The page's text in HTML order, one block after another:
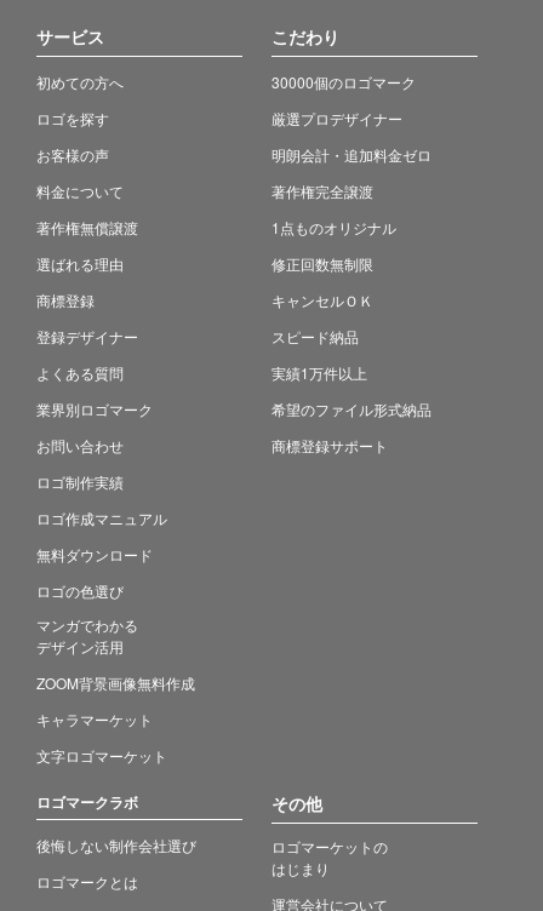
サービス
初めての方へ
ロゴを探す
お客様の声
料金について
著作権無償譲渡
選ばれる理由
商標登録
登録デザイナー
よくある質問
業界別ロゴマーク
お問い合わせ
ロゴ制作実績
ロゴ作成マニュアル
無料ダウンロード
ロゴの色選び
マンガでわかる
デザイン活用
ZOOM背景画像無料作成
キャラマーケット
文字ロゴマーケット
こだわり
30000個のロゴマーク
厳選プロデザイナー
明朗会計・追加料金ゼロ
著作権完全譲渡
1点ものオリジナル
修正回数無制限
キャンセルＯＫ
スピード納品
実績1万件以上
希望のファイル形式納品
商標登録サポート
ロゴマークラボ
後悔しない制作会社選び
ロゴマークとは
その他
ロゴマーケットの
はじまり
運営会社について